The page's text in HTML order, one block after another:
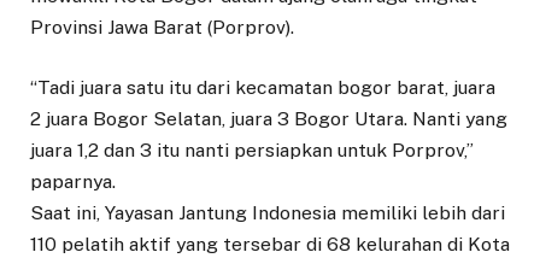
Provinsi Jawa Barat (Porprov).
“Tadi juara satu itu dari kecamatan bogor barat, juara
2 juara Bogor Selatan, juara 3 Bogor Utara. Nanti yang
juara 1,2 dan 3 itu nanti persiapkan untuk Porprov,”
paparnya.
Saat ini, Yayasan Jantung Indonesia memiliki lebih dari
110 pelatih aktif yang tersebar di 68 kelurahan di Kota